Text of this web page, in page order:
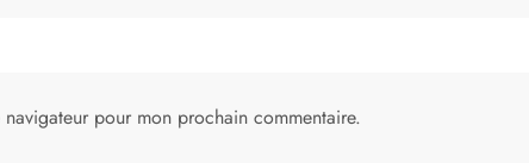
pour mon prochain commentaire.